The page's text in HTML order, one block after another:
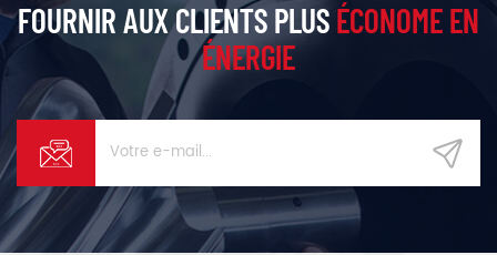
utilisateurs d'économiser
environ 40 % d'électricité tout
en conservant le rendement
initial.
FOURNIR AUX CLIENTS PLUSÉCONOME EN
ÉNERGIE